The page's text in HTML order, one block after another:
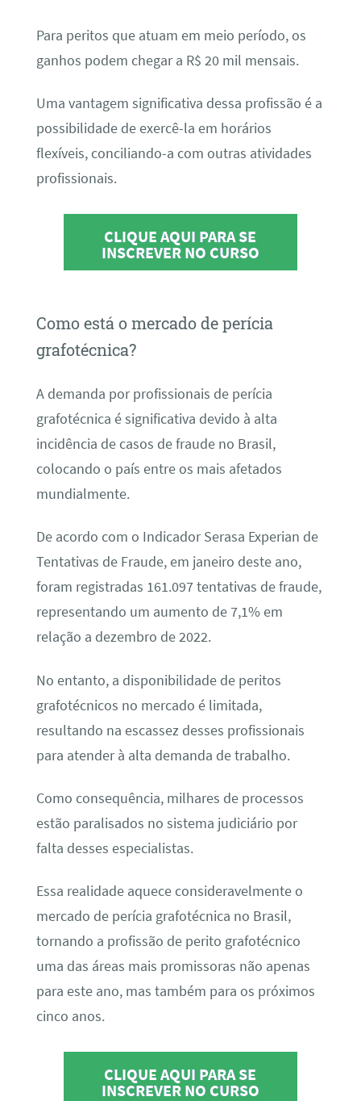
Para peritos que atuam em meio período, os
ganhos podem chegar a R$ 20 mil mensais.
Uma vantagem significativa dessa profissão é a
possibilidade de exercê-la em horários
flexíveis, conciliando-a com outras atividades
profissionais.
CLIQUE AQUI PARA SE
INSCREVER NO CURSO
Como está o mercado de perícia
grafotécnica?
A demanda por profissionais de perícia
grafotécnica é significativa devido à alta
incidência de casos de fraude no Brasil,
colocando o país entre os mais afetados
mundialmente.
De acordo com o Indicador Serasa Experian de
Tentativas de Fraude, em janeiro deste ano,
foram registradas 161.097 tentativas de fraude,
representando um aumento de 7,1% em
relação a dezembro de 2022.
No entanto, a disponibilidade de peritos
grafotécnicos no mercado é limitada,
resultando na escassez desses profissionais
para atender à alta demanda de trabalho.
Como consequência, milhares de processos
estão paralisados no sistema judiciário por
falta desses especialistas.
Essa realidade aquece consideravelmente o
mercado de perícia grafotécnica no Brasil,
tornando a profissão de perito grafotécnico
uma das áreas mais promissoras não apenas
para este ano, mas também para os próximos
cinco anos.
CLIQUE AQUI PARA SE
INSCREVER NO CURSO